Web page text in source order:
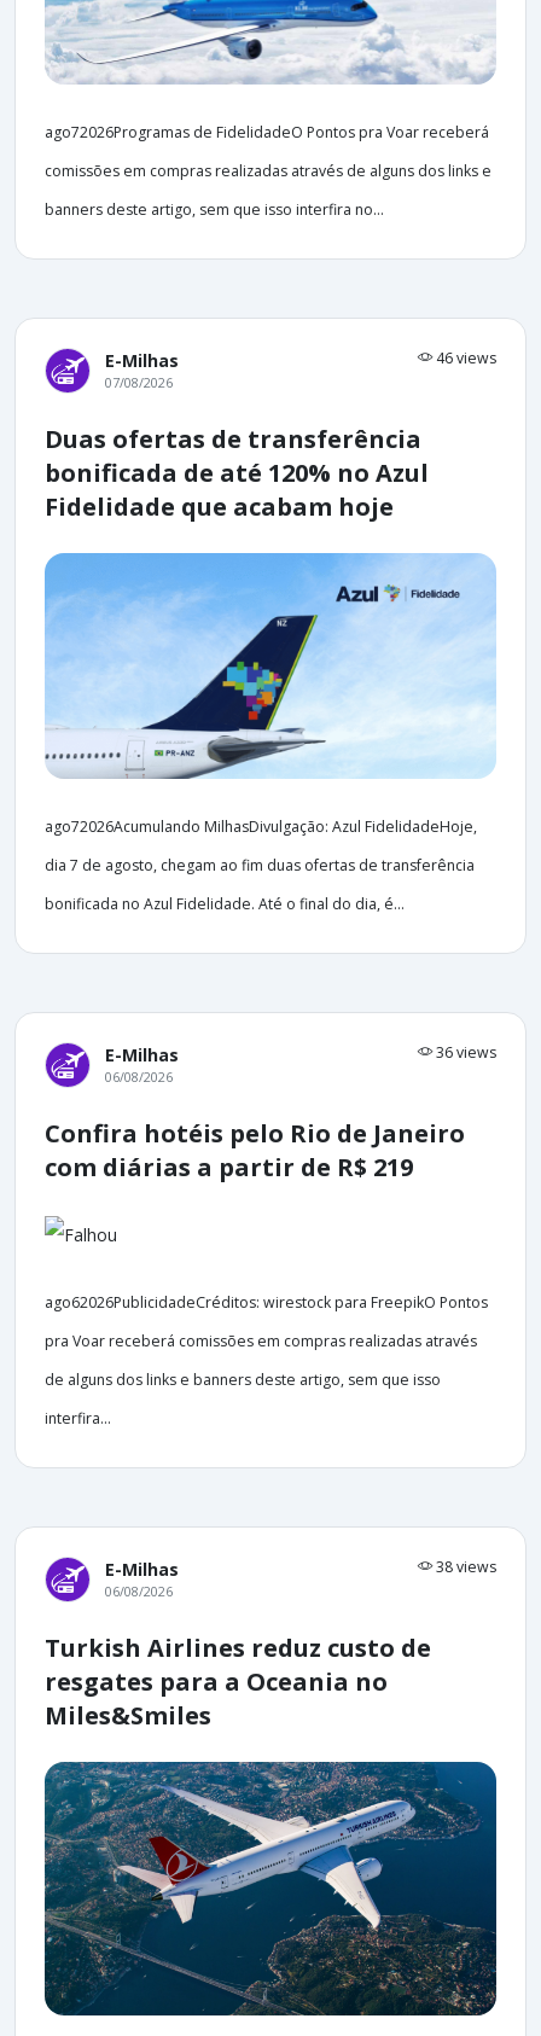
ago72026Programas de FidelidadeO Pontos pra Voar receberá
comissões em compras realizadas através de alguns dos links e
banners deste artigo, sem que isso interfira no...
E-Milhas 46 views
07/08/2026
Duas ofertas de transferência
bonificada de até 120% no Azul
Fidelidade que acabam hoje
ago72026Acumulando MilhasDivulgação: Azul FidelidadeHoje,
dia 7 de agosto, chegam ao fim duas ofertas de transferência
bonificada no Azul Fidelidade. Até o final do dia, é...
E-Milhas 36 views
06/08/2026
Confira hotéis pelo Rio de Janeiro
com diárias a partir de R$ 219
ago62026PublicidadeCréditos: wirestock para FreepikO Pontos
pra Voar receberá comissões em compras realizadas através
de alguns dos links e banners deste artigo, sem que isso
interfira...
E-Milhas 38 views
06/08/2026
Turkish Airlines reduz custo de
resgates para a Oceania no
Miles&Smiles